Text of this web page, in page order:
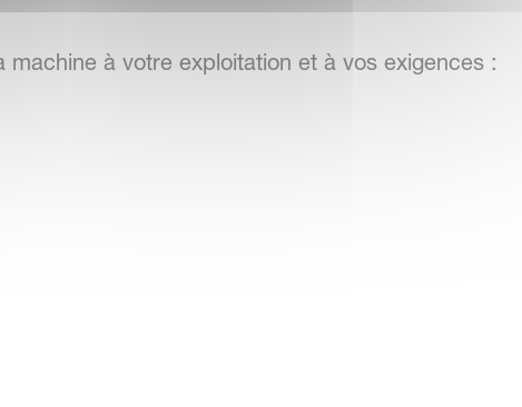
machine à votre exploitation et à vos exigences :